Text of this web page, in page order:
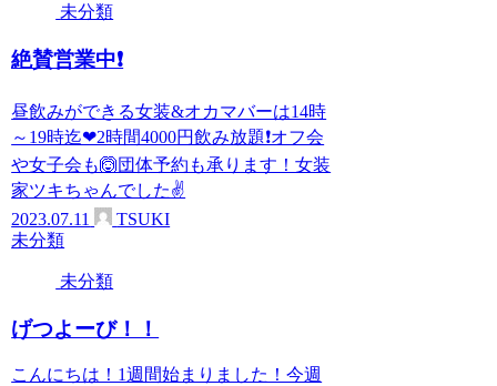
未分類
絶賛営業中❗
昼飲みができる女装&オカマバーは14時
～19時迄❤2時間4000円飲み放題❗オフ会
や女子会も🙆団体予約も承ります！女装
家ツキちゃんでした✌
2023.07.11
TSUKI
未分類
未分類
げつよーび！！
こんにちは！1週間始まりました！今週